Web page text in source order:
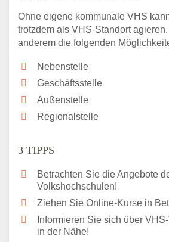
Ohne eigene kommunale VHS
trotzdem als VHS-Standort
anderem die folgenden
Nebenstelle
Geschäftsstelle
Außenstelle
Regionalstelle
3 TIPPS
Betrachten Sie die Angebote
Volkshochschulen!
Ziehen Sie Online-Kurse in
Informieren Sie sich über
in der Nähe!